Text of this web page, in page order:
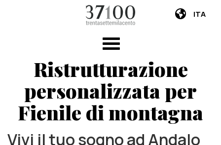
ITA
Ristrutturazione
personalizzata per
Fienile di montagna
Vivi il tuo sogno ad Andalo